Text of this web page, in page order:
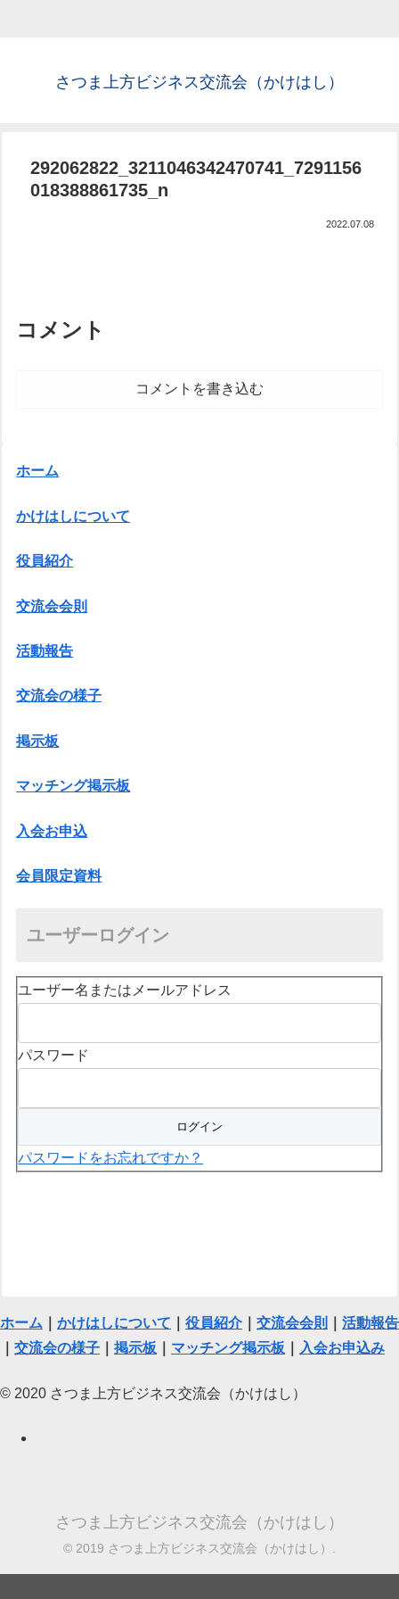
さつま上方ビジネス交流会（かけはし）
292062822_3211046342470741_7291156
018388861735_n
2022.07.08
コメント
コメントを書き込む
ホーム
かけはしについて
役員紹介
交流会会則
活動報告
交流会の様子
掲示板
マッチング掲示板
入会お申込
会員限定資料
ユーザーログイン
ユーザー名またはメールアドレス
パスワード
パスワードをお忘れですか？
ホーム かけはしについて 役員紹介｜ 交流会会則
活動報告
交流会の様子 掲示板 マッチング掲示板 入会お申込み
© 2020 さつま上方ビジネス交流会（かけはし）
さつま上方ビジネス交流会（かけはし）
© 2019 さつま上方ビジネス交流会（かけはし）.